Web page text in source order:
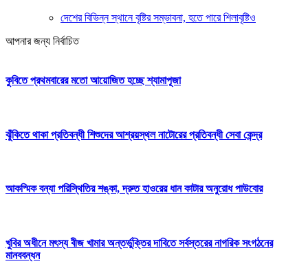
দেশের বিভিন্ন স্থানে বৃষ্টির সম্ভাবনা, হতে পারে শিলাবৃষ্টিও
আপনার জন্য নির্বাচিত
কুবিতে প্রথমবারের মতো আয়োজিত হচ্ছে শ্যামাপূজা
ঝুঁকিতে থাকা প্রতিবন্ধী শিশুদের আশ্রয়স্থল নাটোরের প্রতিবন্ধী সেবা কেন্দ্র
আকস্মিক বন্যা পরিস্থিতির শঙ্কা, দ্রুত হাওরের ধান কাটার অনুরোধ পাউবোর
খুবির অধীনে মৎস্য বীজ খামার অন্তর্ভুক্তির দাবিতে সর্বস্তরের নাগরিক সংগঠনের
মানববন্ধন